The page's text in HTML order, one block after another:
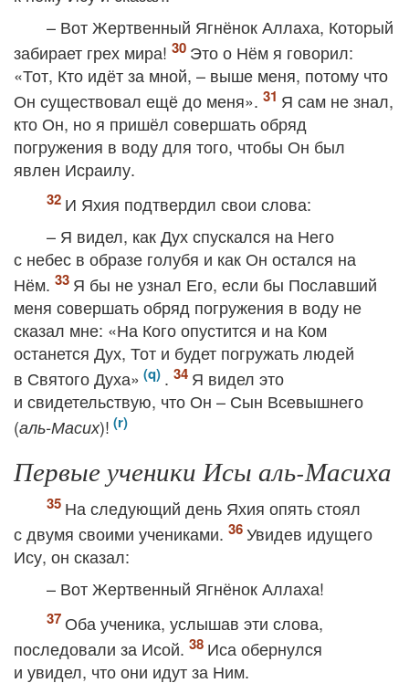
– Вот Жертвенный Ягнёнок Аллаха, Который
забирает грех мира!
Это о Нём я говорил:
«Тот, Кто идёт за мной, – выше меня, потому что
Он существовал ещё до меня».
Я сам не знал,
кто Он, но я пришёл совершать обряд
погружения в воду для того, чтобы Он был
явлен Исраилу.
И Яхия подтвердил свои слова:
– Я видел, как Дух спускался на Него
с небес в образе голубя и как Он остался на
Нём.
Я бы не узнал Его, если бы Пославший
меня совершать обряд погружения в воду не
сказал мне: «На Кого опустится и на Ком
останется Дух, Тот и будет погружать людей
в Святого Духа»
.
Я видел это
и свидетельствую, что Он – Сын Всевышнего
(аль-Масих)!
Первые ученики Исы аль-Масиха
На следующий день Яхия опять стоял
с двумя своими учениками.
Увидев идущего
Ису, он сказал:
– Вот Жертвенный Ягнёнок Аллаха!
Оба ученика, услышав эти слова,
последовали за Исой.
Иса обернулся
и увидел, что они идут за Ним.